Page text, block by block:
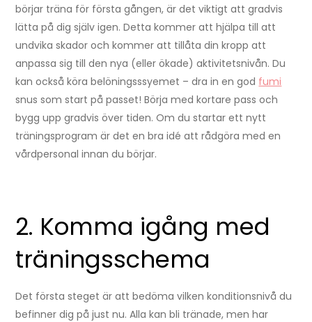
börjar träna för första gången, är det viktigt att gradvis
lätta på dig själv igen. Detta kommer att hjälpa till att
undvika skador och kommer att tillåta din kropp att
anpassa sig till den nya (eller ökade) aktivitetsnivån. Du
kan också köra belöningsssyemet – dra in en god fumi
snus som start på passet! Börja med kortare pass och
bygg upp gradvis över tiden. Om du startar ett nytt
träningsprogram är det en bra idé att rådgöra med en
vårdpersonal innan du börjar.
2. Komma igång med
träningsschema
Det första steget är att bedöma vilken konditionsnivå du
befinner dig på just nu. Alla kan bli tränade, men har